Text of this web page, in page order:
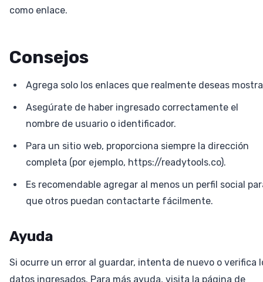
como enlace.
Consejos
Agrega solo los enlaces que realmente deseas
Asegúrate de haber ingresado correctamente el
nombre de usuario o identificador.
Para un sitio web, proporciona siempre la dirección
completa (por ejemplo, https://readytools.co).
Es recomendable agregar al menos un perfil social
que otros puedan contactarte fácilmente.
Ayuda
Si ocurre un error al guardar, intenta de nuevo o verifica
datos ingresados. Para más ayuda, visita la página de